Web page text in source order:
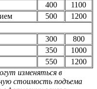
400
1100
500
1200
300
800
350
1000
550
1200
изменяться в
стоимость подъема